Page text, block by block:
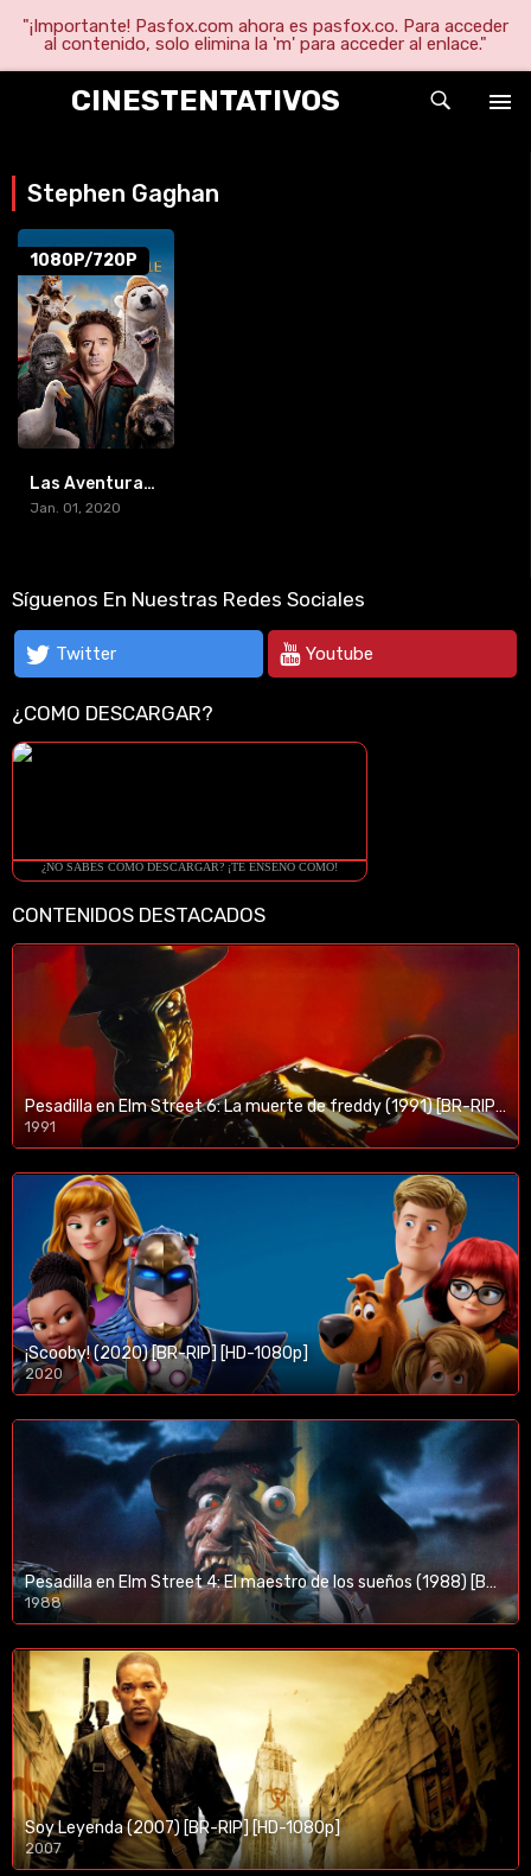
"¡Importante! Pasfox.com ahora es pasfox.co. Para acceder
al contenido, solo elimina la 'm' para acceder al enlace."
CINESTENTATIVOS
Stephen Gaghan
1080P/720P
Las Aventuras Del Doctor Dolittle (2020) [BR-RIP] [HD-1080p]
Jan. 01, 2020
Síguenos En Nuestras Redes Sociales
Twitter Youtube
¿COMO DESCARGAR?
¿NO SABES COMO DESCARGAR? ¡TE ENSEÑO COMO!
CONTENIDOS DESTACADOS
Pesadilla en Elm Street 6: La muerte de freddy (1991) [BR-RIP] [HD-1080p]
1991
¡Scooby! (2020) [BR-RIP] [HD-1080p]
2020
1080p/720p
Pesadilla en Elm Street 4: El maestro de los sueños (1988) [BR-RIP] [HD-1080p]
1988
Soy Leyenda (2007) [BR-RIP] [HD-1080p]
2007
1080p/720p